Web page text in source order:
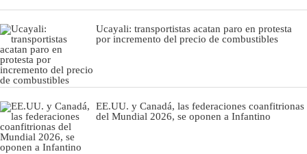
Ucayali: transportistas acatan paro en protesta
por incremento del precio de combustibles
EE.UU. y Canadá, las federaciones coanfitrionas
del Mundial 2026, se oponen a Infantino